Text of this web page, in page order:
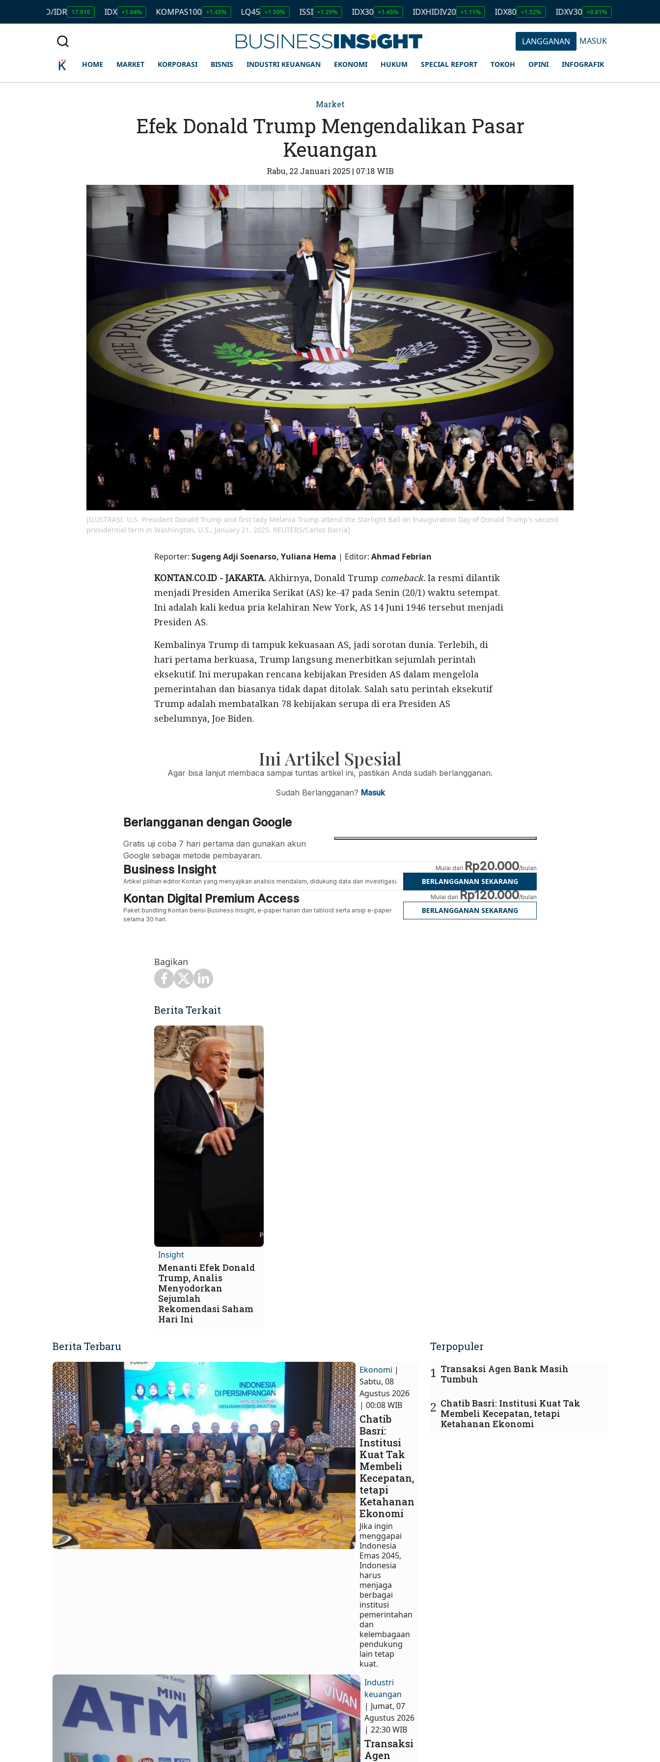
17.910 IDX +1.04% KOMPAS100 +1.45% LQ45 +1.50% ISSI +1.29% IDX30 +1.45% IDXHIDIV20 +1.11% IDX80 +1.52% IDXV30 +0.81% IDXQ30
LANGGANAN MASUK
HOME MARKET KORPORASI BISNIS INDUSTRI KEUANGAN EKONOMI HUKUM SPECIAL REPORT TOKOH OPINI INFOGRAFIK
Market
Efek Donald Trump Mengendalikan Pasar
Keuangan
Rabu, 22 Januari 2025 | 07:18 WIB
[ILUSTRASI. U.S. President Donald Trump and first lady Melania Trump attend the Starlight Ball on Inauguration Day of Donald Trump's second
presidential term in Washington, U.S., January 21, 2025. REUTERS/Carlos Barria]
Reporter: Sugeng Adji Soenarso, Yuliana Hema | Editor: Ahmad Febrian
KONTAN.CO.ID - JAKARTA. Akhirnya, Donald Trump comeback. Ia resmi dilantik
menjadi Presiden Amerika Serikat (AS) ke-47 pada Senin (20/1) waktu setempat.
Ini adalah kali kedua pria kelahiran New York, AS 14 Juni 1946 tersebut menjadi
Presiden AS.
Kembalinya Trump di tampuk kekuasaan AS, jadi sorotan dunia. Terlebih, di
hari pertama berkuasa, Trump langsung menerbitkan sejumlah perintah
eksekutif. Ini merupakan rencana kebijakan Presiden AS dalam mengelola
pemerintahan dan biasanya tidak dapat ditolak. Salah satu perintah eksekutif
Trump adalah membatalkan 78 kebijakan serupa di era Presiden AS
sebelumnya, Joe Biden.
Ini Artikel Spesial
Agar bisa lanjut membaca sampai tuntas artikel ini, pastikan Anda sudah berlangganan.
Sudah Berlangganan? Masuk
Berlangganan dengan Google
Gratis uji coba 7 hari pertama dan gunakan akun
Google sebagai metode pembayaran.
Business Insight
Artikel pilihan editor Kontan yang menyajikan analisis mendalam, didukung data dan investigasi.
Mulai dari Rp20.000/bulan
BERLANGGANAN SEKARANG
Kontan Digital Premium Access
Paket bundling Kontan berisi Business Insight, e-paper harian dan tabloid serta arsip e-paper
selama 30 hari.
Mulai dari Rp120.000/bulan
BERLANGGANAN SEKARANG
Bagikan
Berita Terkait
Insight
Menanti Efek Donald
Trump, Analis
Menyodorkan
Sejumlah
Rekomendasi Saham
Hari Ini
Berita Terbaru
Ekonomi |
Sabtu, 08
Agustus 2026
| 00:08 WIB
Chatib
Basri:
Institusi
Kuat Tak
Membeli
Kecepatan,
tetapi
Ketahanan
Ekonomi
Jika ingin
menggapai
Indonesia
Emas 2045,
Indonesia
harus
menjaga
berbagai
institusi
pemerintahan
dan
kelembagaan
pendukung
lain tetap
kuat.
Industri
keuangan
| Jumat, 07
Agustus 2026
| 22:30 WIB
Transaksi
Agen
Terpopuler
1 Transaksi Agen Bank Masih
Tumbuh
2 Chatib Basri: Institusi Kuat Tak
Membeli Kecepatan, tetapi
Ketahanan Ekonomi